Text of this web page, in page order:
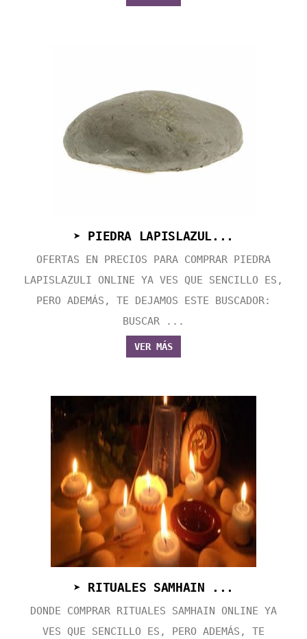
➤ PIEDRA LAPISLAZUL...
OFERTAS EN PRECIOS PARA COMPRAR PIEDRA
LAPISLAZULI ONLINE YA VES QUE SENCILLO ES,
PERO ADEMÁS, TE DEJAMOS ESTE BUSCADOR:
BUSCAR ...
VER MÁS
➤ RITUALES SAMHAIN ...
DONDE COMPRAR RITUALES SAMHAIN ONLINE YA
VES QUE SENCILLO ES, PERO ADEMÁS, TE